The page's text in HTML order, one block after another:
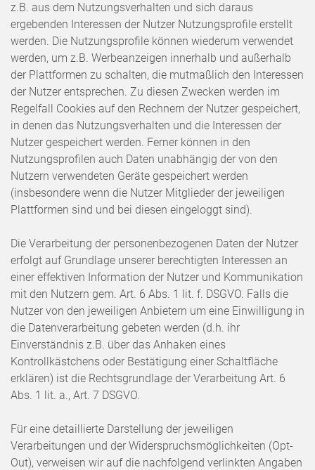
z.B. aus dem Nutzungsverhalten und sich daraus
ergebenden Interessen der Nutzer Nutzungsprofile erstellt
werden. Die Nutzungsprofile können wiederum verwendet
werden, um z.B. Werbeanzeigen innerhalb und außerhalb
der Plattformen zu schalten, die mutmaßlich den Interessen
der Nutzer entsprechen. Zu diesen Zwecken werden im
Regelfall Cookies auf den Rechnern der Nutzer gespeichert,
in denen das Nutzungsverhalten und die Interessen der
Nutzer gespeichert werden. Ferner können in den
Nutzungsprofilen auch Daten unabhängig der von den
Nutzern verwendeten Geräte gespeichert werden
(insbesondere wenn die Nutzer Mitglieder der jeweiligen
Plattformen sind und bei diesen eingeloggt sind).
Die Verarbeitung der personenbezogenen Daten der Nutzer
erfolgt auf Grundlage unserer berechtigten Interessen an
einer effektiven Information der Nutzer und Kommunikation
mit den Nutzern gem. Art. 6 Abs. 1 lit. f. DSGVO. Falls die
Nutzer von den jeweiligen Anbietern um eine Einwilligung in
die Datenverarbeitung gebeten werden (d.h. ihr
Einverständnis z.B. über das Anhaken eines
Kontrollkästchens oder Bestätigung einer Schaltfläche
erklären) ist die Rechtsgrundlage der Verarbeitung Art. 6
Abs. 1 lit. a., Art. 7 DSGVO.
Für eine detaillierte Darstellung der jeweiligen
Verarbeitungen und der Widerspruchsmöglichkeiten (Opt-
Out), verweisen wir auf die nachfolgend verlinkten Angaben